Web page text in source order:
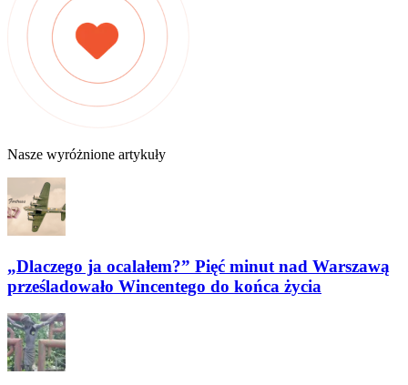
Nasze wyróżnione artykuły
„Dlaczego ja ocalałem?” Pięć minut nad Warszawą
prześladowało Wincentego do końca życia